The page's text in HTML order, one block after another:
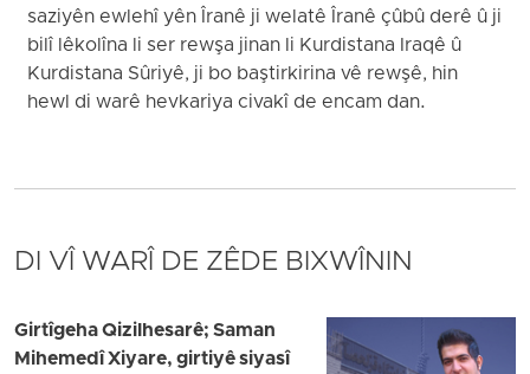
saziyên ewlehî yên Îranê ji welatê Îranê çûbû derê û ji
bilî lêkolîna li ser rewşa jinan li Kurdistana Iraqê û
Kurdistana Sûriyê, ji bo baştirkirina vê rewşê, hin
hewl di warê hevkariya civakî de encam dan.
DI VÎ WARÎ DE ZÊDE BIXWÎNIN
Girtîgeha Qizilhesarê; Saman
Mihemedî Xiyare, girtiyê siyasî